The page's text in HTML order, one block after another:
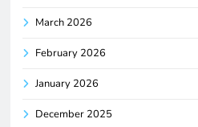
March 2026
February 2026
January 2026
December 2025